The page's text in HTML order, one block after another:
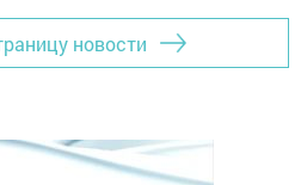
новости